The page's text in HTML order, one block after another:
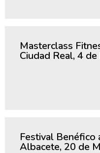
Masterclass
Ciudad Real, 4
Festival Benéfico
Albacete, 20 de